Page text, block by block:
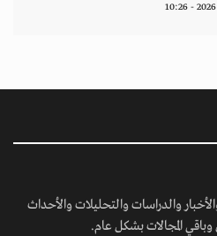
والدراسات والتحليلات والأحداث
المجالات بشكل عام.